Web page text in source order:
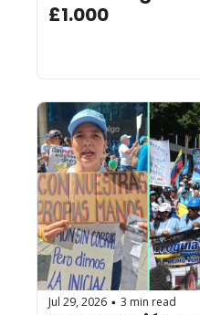
Jul 29, 2026 • 3 min read